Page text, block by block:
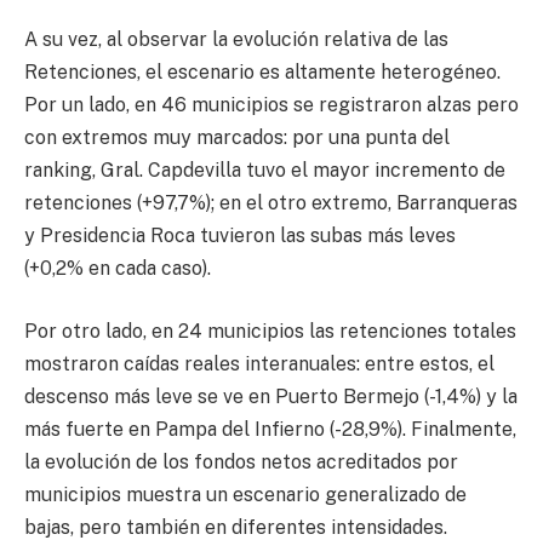
A su vez, al observar la evolución relativa de las
Retenciones, el escenario es altamente heterogéneo.
Por un lado, en 46 municipios se registraron alzas pero
con extremos muy marcados: por una punta del
ranking, Gral. Capdevilla tuvo el mayor incremento de
retenciones (+97,7%); en el otro extremo, Barranqueras
y Presidencia Roca tuvieron las subas más leves
(+0,2% en cada caso).
Por otro lado, en 24 municipios las retenciones totales
mostraron caídas reales interanuales: entre estos, el
descenso más leve se ve en Puerto Bermejo (-1,4%) y la
más fuerte en Pampa del Infierno (-28,9%). Finalmente,
la evolución de los fondos netos acreditados por
municipios muestra un escenario generalizado de
bajas, pero también en diferentes intensidades.